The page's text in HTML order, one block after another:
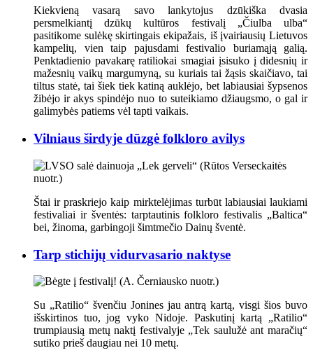
Kiekvieną vasarą savo lankytojus dzūkiška dvasia
persmelkiantį dzūkų kultūros festivalį „Čiulba ulba“
pasitikome sulėkę skirtingais ekipažais, iš įvairiausių Lietuvos
kampelių, vien taip pajusdami festivalio buriamąją galią.
Penktadienio pavakarę ratiliokai smagiai įsisuko į didesnių ir
mažesnių vaikų margumyną, su kuriais tai žąsis skaičiavo, tai
tiltus statė, tai šiek tiek katiną auklėjo, bet labiausiai šypsenos
žibėjo ir akys spindėjo nuo to suteikiamo džiaugsmo, o gal ir
galimybės patiems vėl tapti vaikais.
Vilniaus širdyje dūzgė folkloro avilys
Štai ir praskriejo kaip mirktelėjimas turbūt labiausiai laukiami
festivaliai ir šventės: tarptautinis folkloro festivalis „Baltica“
bei, žinoma, garbingoji šimtmečio Dainų šventė.
Tarp stichijų vidurvasario naktyse
Su „Ratilio“ švenčiu Jonines jau antrą kartą, visgi šios buvo
išskirtinos tuo, jog vyko Nidoje. Paskutinį kartą „Ratilio“
trumpiausią metų naktį festivalyje „Tek saulužė ant maračių“
sutiko prieš daugiau nei 10 metų.